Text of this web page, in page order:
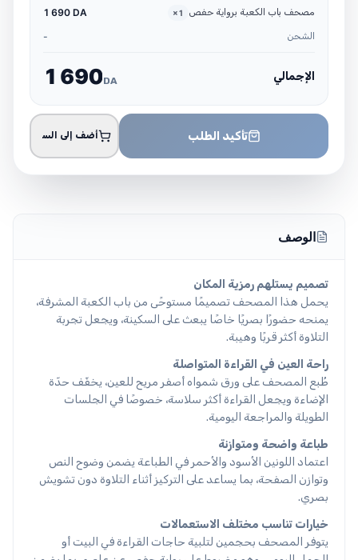
مصحف باب الكعبة برواية حفص ×1
1 690 DA
الشحن -
الإجمالي 1 690DA
تأكيد الطلب أضف إلى السلة
الوصف
تصميم يستلهم رمزية المكان
يحمل هذا المصحف تصميمًا مستوحًى من باب الكعبة المشرفة،
يمنحه حضورًا بصريًا خاصًا يبعث على السكينة، ويجعل تجربة
التلاوة أكثر قربًا وهيبة.
راحة العين في القراءة المتواصلة
طُبع المصحف على ورق شمواه أصفر مريح للعين، يخفّف حدّة
الإضاءة ويجعل القراءة أكثر سلاسة، خصوصًا في الجلسات
الطويلة والمراجعة اليومية.
طباعة واضحة ومتوازنة
اعتماد اللونين الأسود والأحمر في الطباعة يضمن وضوح النص
وتوازن الصفحة، بما يساعد على التركيز أثناء التلاوة دون تشويش
بصري.
خيارات تناسب مختلف الاستعمالات
يتوفر المصحف بحجمين لتلبية حاجات القراءة في البيت أو